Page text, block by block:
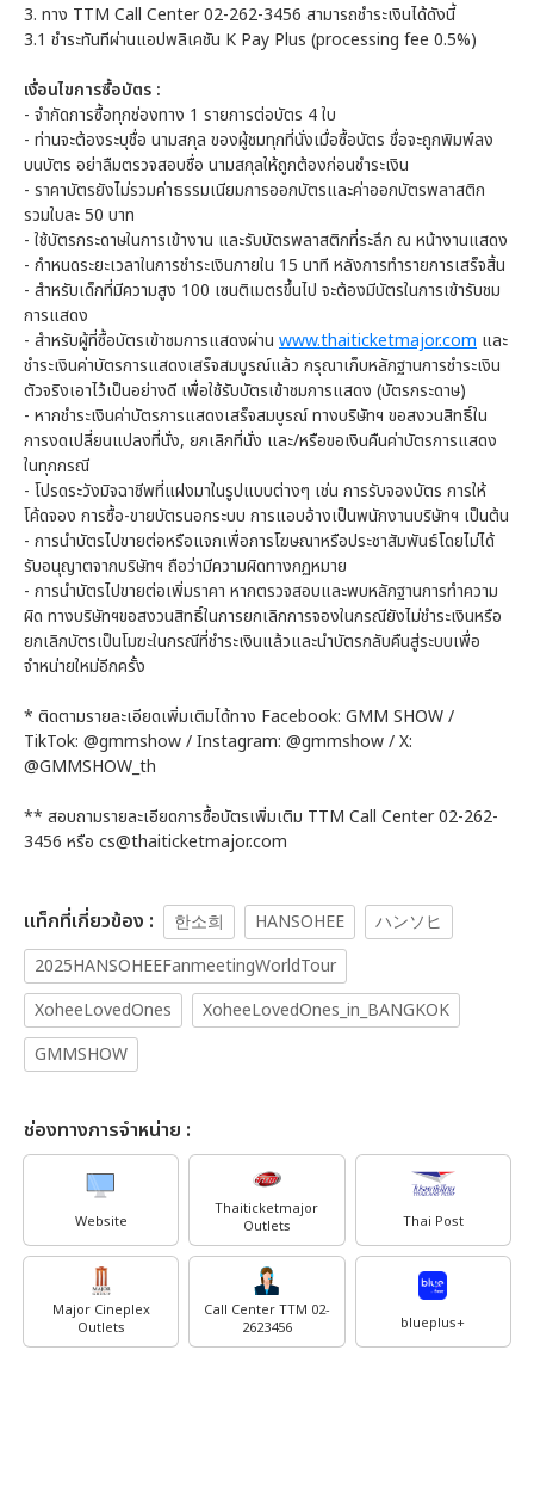
3. ทาง TTM Call Center 02-262-3456 สามารถชำระเงินได้ดังนี้
3.1 ชำระทันทีผ่านแอปพลิเคชัน K Pay Plus (processing fee 0.5%)
เงื่อนไขการซื้อบัตร :
- จำกัดการซื้อทุกช่องทาง 1 รายการต่อบัตร 4 ใบ
- ท่านจะต้องระบุชื่อ นามสกุล ของผู้ชมทุกที่นั่งเมื่อซื้อบัตร ชื่อจะถูกพิมพ์ลง
บนบัตร อย่าลืมตรวจสอบชื่อ นามสกุลให้ถูกต้องก่อนชำระเงิน
- ราคาบัตรยังไม่รวมค่าธรรมเนียมการออกบัตรและค่าออกบัตรพลาสติก
รวมใบละ 50 บาท
- ใช้บัตรกระดาษในการเข้างาน และรับบัตรพลาสติกที่ระลึก ณ หน้างานแสดง
- กำหนดระยะเวลาในการชำระเงินภายใน 15 นาที หลังการทำรายการเสร็จสิ้น
- สำหรับเด็กที่มีความสูง 100 เซนติเมตรขึ้นไป จะต้องมีบัตรในการเข้ารับชม
การแสดง
- สำหรับผู้ที่ซื้อบัตรเข้าชมการแสดงผ่าน www.thaiticketmajor.com และ
ชำระเงินค่าบัตรการแสดงเสร็จสมบูรณ์แล้ว กรุณาเก็บหลักฐานการชำระเงิน
ตัวจริงเอาไว้เป็นอย่างดี เพื่อใช้รับบัตรเข้าชมการแสดง (บัตรกระดาษ)
- หากชำระเงินค่าบัตรการแสดงเสร็จสมบูรณ์ ทางบริษัทฯ ขอสงวนสิทธิ์ใน
การงดเปลี่ยนแปลงที่นั่ง, ยกเลิกที่นั่ง และ/หรือขอเงินคืนค่าบัตรการแสดง
ในทุกกรณี
- โปรดระวังมิจฉาชีพที่แฝงมาในรูปแบบต่างๆ เช่น การรับจองบัตร การให้
โค้ดจอง การซื้อ-ขายบัตรนอกระบบ การแอบอ้างเป็นพนักงานบริษัทฯ เป็นต้น
- การนำบัตรไปขายต่อหรือแจกเพื่อการโฆษณาหรือประชาสัมพันธ์โดยไม่ได้
รับอนุญาตจากบริษัทฯ ถือว่ามีความผิดทางกฏหมาย
- การนำบัตรไปขายต่อเพิ่มราคา หากตรวจสอบและพบหลักฐานการทำความ
ผิด ทางบริษัทฯขอสงวนสิทธิ์ในการยกเลิกการจองในกรณียังไม่ชำระเงินหรือ
ยกเลิกบัตรเป็นโมฆะในกรณีที่ชำระเงินแล้วและนำบัตรกลับคืนสู่ระบบเพื่อ
จำหน่ายใหม่อีกครั้ง
* ติดตามรายละเอียดเพิ่มเติมได้ทาง Facebook: GMM SHOW /
TikTok: @gmmshow / Instagram: @gmmshow / X:
@GMMSHOW_th
** สอบถามรายละเอียดการซื้อบัตรเพิ่มเติม TTM Call Center 02-262-
3456 หรือ cs@thaiticketmajor.com
เเท็กที่เกี่ยวข้อง : 한소희 HANSOHEE
ハンソヒ
2025HANSOHEEFanmeetingWorldTour
XoheeLovedOnes
XoheeLovedOnes_in_BANGKOK
GMMSHOW
ช่องทางการจำหน่าย :
Website
Thaiticketmajor
Outlets
Thai Post
Major Cineplex
Outlets
Call Center TTM 02-
2623456
blueplus+